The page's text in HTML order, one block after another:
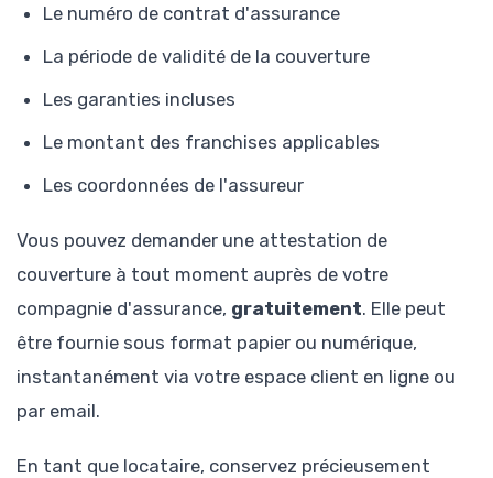
Le numéro de contrat d'assurance
La période de validité de la couverture
Les garanties incluses
Le montant des franchises applicables
Les coordonnées de l'assureur
Vous pouvez demander une attestation de
couverture à tout moment auprès de votre
compagnie d'assurance, gratuitement. Elle peut
être fournie sous format papier ou numérique,
instantanément via votre espace client en ligne ou
par email.
En tant que locataire, conservez précieusement